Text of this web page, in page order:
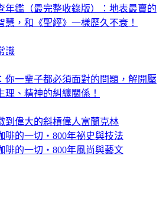
年鑑（最完整收錄版）：地表最賣的
慧，和《聖經》一樣歷久不衰！
識
你一輩子都必須面對的問題，解開壓
理、精神的糾纏關係！
到偉大的斜槓偉人富蘭克林
啡的一切‧800年祕史與技法
啡的一切‧800年風尚與藝文